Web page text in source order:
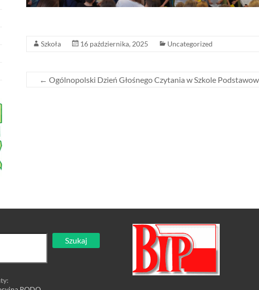
Szkoła 16 października, 2025 Uncategorized
← Ogólnopolski Dzień Głośnego Czytania w Szkole
Szukaj